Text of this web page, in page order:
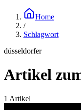
Home
/
Schlagwort
düsseldorfer
Artikel
1 Artikel